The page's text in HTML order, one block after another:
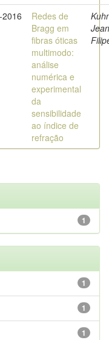
Redes de
Bragg em
fibras óticas
multimodo:
análise
numérica e
experimental
da
sensibilidade
ao índice de
refração
Jean
1
1
1
1